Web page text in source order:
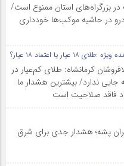
بزرگراه‌های استان ممنوع است/
در حاشیه موکب‌ها خودداری
عیار یا اعتماد ۱۸ عیار؟
کرمانشاه: طلای کم‌عیار در
ندارد/ بیشترین هشدار ما
فاقد صلاحیت است
پشه؛ هشدار جدی برای شرق